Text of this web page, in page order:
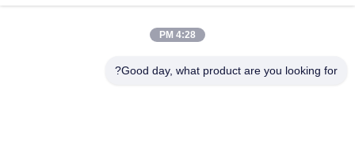
روابط سريعة
منتجات
معلومات عنا
ضبط الجودة
4:28 PM
Good day, what product are you looking for?